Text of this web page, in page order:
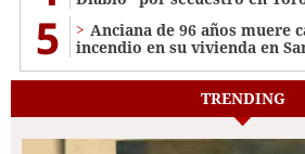
5
Anciana de 96 años muere
incendio en su vivienda en
TRENDING